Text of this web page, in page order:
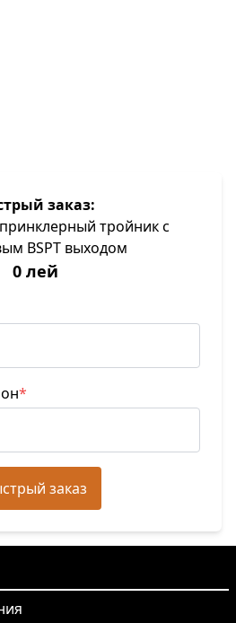
заказ:
тройник с
BSPT выходом
0 лей
*
заказ